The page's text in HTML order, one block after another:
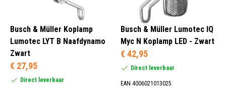
Busch & Müller Koplamp
Lumotec LYT B Naafdynamo
Zwart
€ 27,95
Direct leverbaar
Busch & Müller Lumotec IQ
Myc N Koplamp LED - Zwart
€ 42,95
Direct leverbaar
EAN 4006021013025